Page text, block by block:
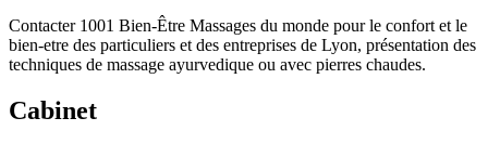
Contacter 1001 Bien-Être Massages du monde pour le confort et le
bien-etre des particuliers et des entreprises de Lyon, présentation des
techniques de massage ayurvedique ou avec pierres chaudes.
Cabinet